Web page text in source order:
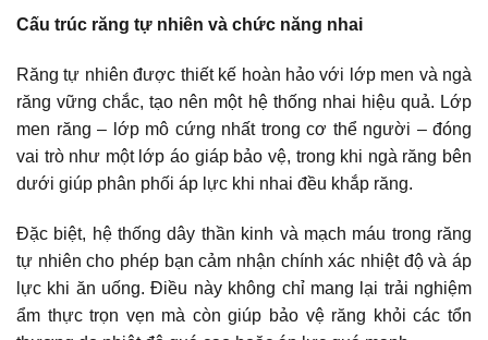
Cấu trúc răng tự nhiên và chức năng nhai
Răng tự nhiên được thiết kế hoàn hảo với lớp men và ngà
răng vững chắc, tạo nên một hệ thống nhai hiệu quả. Lớp
men răng – lớp mô cứng nhất trong cơ thể người – đóng
vai trò như một lớp áo giáp bảo vệ, trong khi ngà răng bên
dưới giúp phân phối áp lực khi nhai đều khắp răng.
Đặc biệt, hệ thống dây thần kinh và mạch máu trong răng
tự nhiên cho phép bạn cảm nhận chính xác nhiệt độ và áp
lực khi ăn uống. Điều này không chỉ mang lại trải nghiệm
ẩm thực trọn vẹn mà còn giúp bảo vệ răng khỏi các tổn